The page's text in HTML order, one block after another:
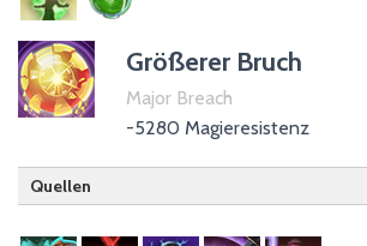
Gift der Magieresistenz
Größerer Bruch
Major Breach
-5280 Magieresistenz
Quellen